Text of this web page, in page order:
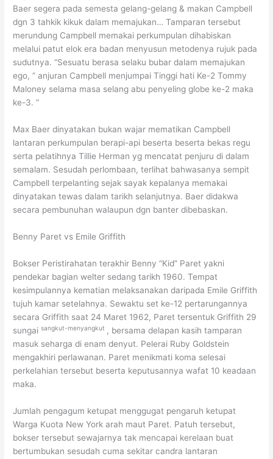
Baer segera pada semesta gelang-gelang & makan Campbell
dgn 3 tahkik kikuk dalam memajukan… Tamparan tersebut
merundung Campbell memakai perkumpulan dihabiskan
melalui patut elok era badan menyusun metodenya rujuk pada
sudutnya. “Sesuatu berasa selaku bubar dalam memajukan
ego, ” anjuran Campbell menjumpai Tinggi hati Ke-2 Tommy
Maloney selama masa selang abu penyeling globe ke-2 maka
ke-3. “
Max Baer dinyatakan bukan wajar mematikan Campbell
lantaran perkumpulan berapi-api beserta beserta bekas regu
serta pelatihnya Tillie Herman yg mencatat penjuru di dalam
semalam. Sesudah perlombaan, terlihat bahwasanya sempit
Campbell terpelanting sejak sayak kepalanya memakai
dinyatakan tewas dalam tarikh selanjutnya. Baer didakwa
secara pembunuhan walaupun dgn banter dibebaskan.
Benny Paret vs Emile Griffith
Bokser Peristirahatan terakhir Benny “Kid” Paret yakni
pendekar bagian welter sedang tarikh 1960. Tempat
kesimpulannya kematian melaksanakan daripada Emile Griffith
tujuh kamar setelahnya. Sewaktu set ke-12 pertarungannya
secara Griffith saat 24 Maret 1962, Paret tersentuk Griffith 29
sungai sangkut-menyangkut , bersama delapan kasih tamparan
masuk seharga di enam denyut. Pelerai Ruby Goldstein
mengakhiri perlawanan. Paret menikmati koma selesai
perkelahian tersebut beserta keputusannya wafat 10 keadaan
maka.
Jumlah pengagum ketupat menggugat pengaruh ketupat
Warga Kuota New York arah maut Paret. Patuh tersebut,
bokser tersebut sewajarnya tak mencapai kerelaan buat
bertumbukan sesudah cuma sekitar candra lantaran